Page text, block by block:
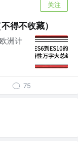
关注
得不收藏）
洲计
75